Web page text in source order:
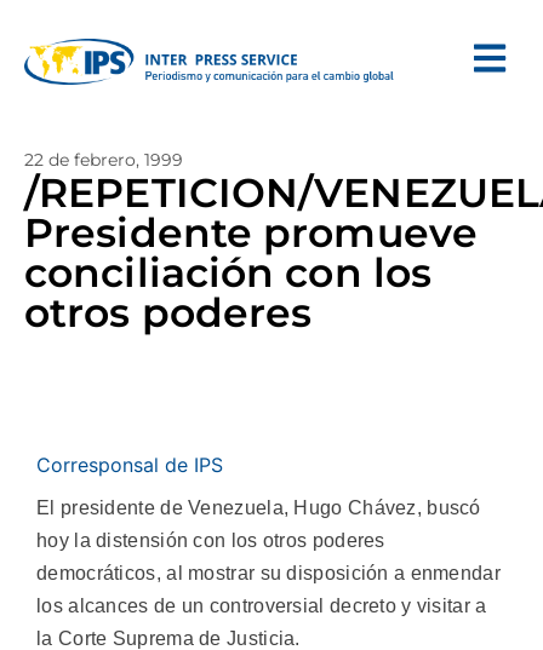
22 de febrero, 1999
/REPETICION/
Presidente promueve
conciliación con los
otros poderes
Corresponsal de IPS
El presidente de Venezuela, Hugo Chávez, buscó
hoy la distensión con los otros poderes
democráticos, al mostrar su disposición a enmendar
los alcances de un controversial decreto y visitar a
la Corte Suprema de Justicia.